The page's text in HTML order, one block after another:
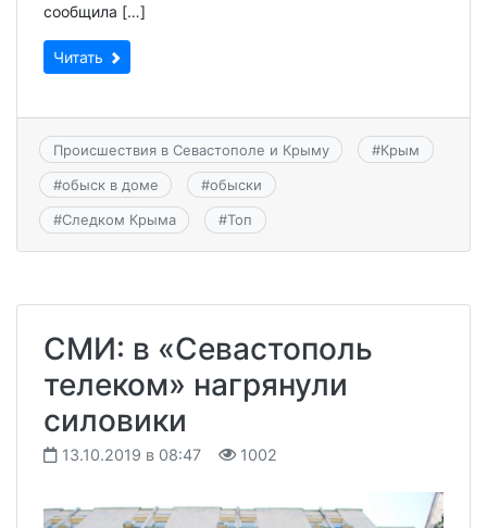
сообщила […]
Читать
Происшествия в Севастополе и Крыму #Крым
#обыск в доме #обыски
#Следком Крыма #Топ
СМИ: в «Севастополь
телеком» нагрянули
силовики
13.10.2019 в 08:47 1002